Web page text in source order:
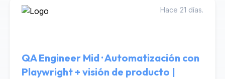
Hace 21 días.
QA Engineer Mid · Automatización con
Playwright + visión de producto |